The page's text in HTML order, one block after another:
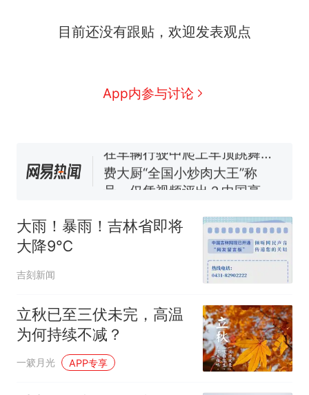
目前还没有跟贴，欢迎发表观点
App内参与讨论
争议，此前一天内数万人从摩
洛哥涌入西班牙
新 男子上山采菌偶然发现鸡枞
菌窝，原地守1天等它长大：挖
（新京报）
费大厨“全国小炒肉大王”称
号，仅凭视频评出？中国烹饪
官方通报
惊艳！字都飘起来了 博主在田
间创作“悬浮字” 网友：真·裸眼
西班牙飞地休达边境，摩洛
争议，此前一天内数万人从摩
洛哥涌入西班牙
大雨！暴雨！吉林省即将
大降9℃
吉刻新闻
立秋已至三伏未完，高温
为何持续不减？
一簌月光 APP专享